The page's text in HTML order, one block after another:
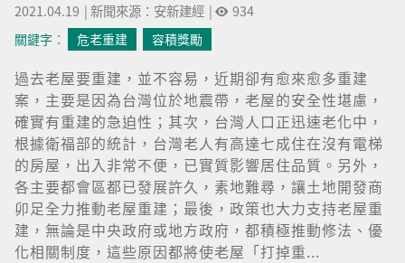
2021.04.19 |新聞來源：安新建經 | 934
關鍵字︰ 危老重建 容積獎勵
過去老屋要重建，並不容易，近期卻有愈來愈多重建
案，主要是因為台灣位於地震帶，老屋的安全性堪慮，
確實有重建的急迫性；其次，台灣人口正迅速老化中，
根據衛福部的統計，台灣老人有高達七成住在沒有電梯
的房屋，出入非常不便，已實質影響居住品質。另外，
各主要都會區都已發展許久，素地難尋，讓土地開發商
卯足全力推動老屋重建；最後，政策也大力支持老屋重
建，無論是中央政府或地方政府，都積極推動修法、優
化相關制度，這些原因都將使老屋「打掉重...